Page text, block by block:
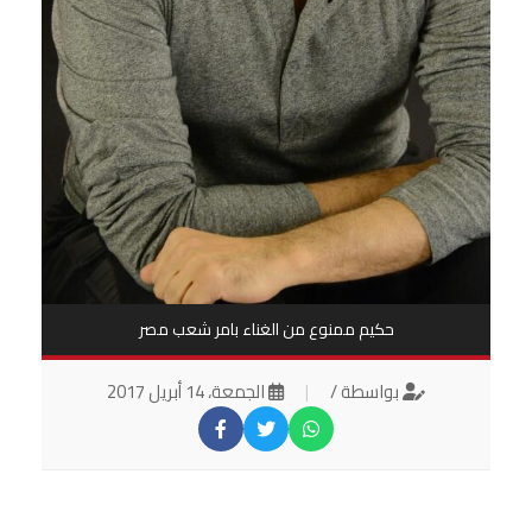
حكيم ممنوع من الغناء بامر شعب مصر
بواسطة / | الجمعة، 14 أبريل 2017